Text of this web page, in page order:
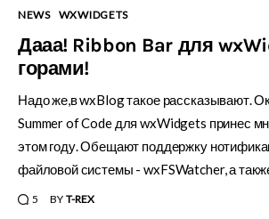
NEWS
WXWIDGETS
Дааа! Ribbon Bar для
горами!
Надо же,в wxBlog такое рассказывают.
Summer of Code для wxWidgets принес
этом году. Обещают поддержку
файловой системы - wxFSWatcher, а
5 BY T-REX